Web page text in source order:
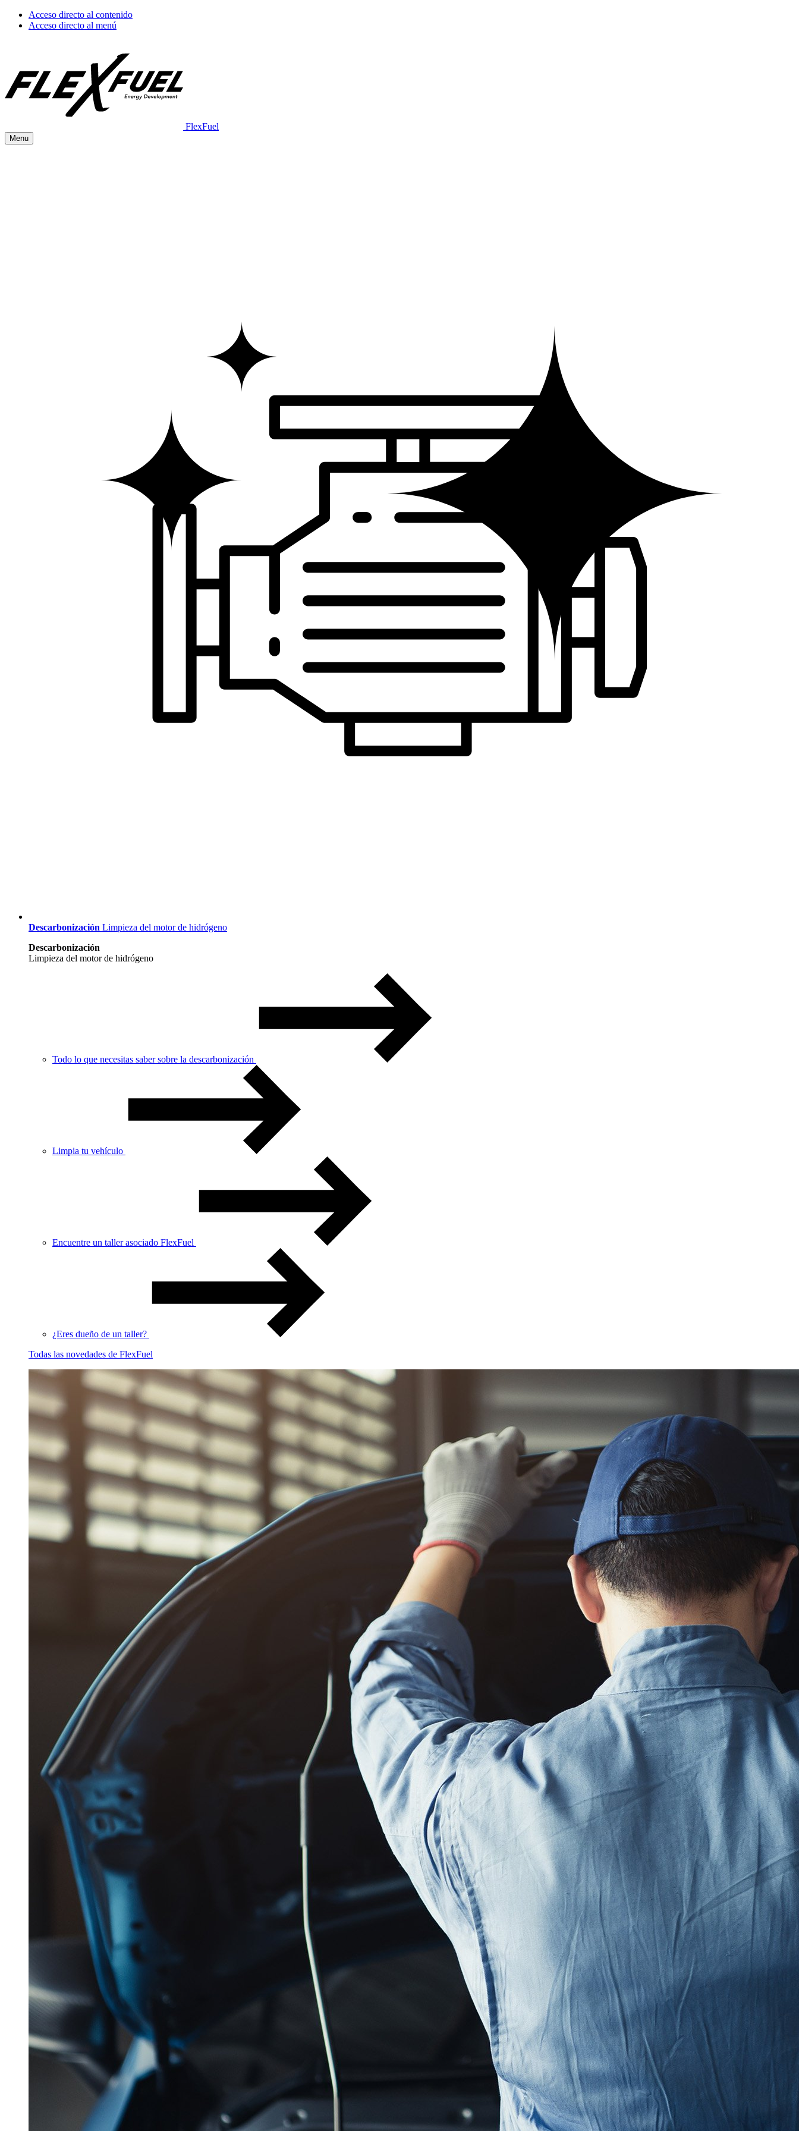
Acceso directo al contenido
Acceso directo al menú
FlexFuel
Menu
Descarbonización Limpieza del motor de hidrógeno
Descarbonización
Limpieza del motor de hidrógeno
Todo lo que necesitas saber sobre la descarbonización
Limpia tu vehículo
Encuentre un taller asociado FlexFuel
¿Eres dueño de un taller?
Todas las novedades de FlexFuel